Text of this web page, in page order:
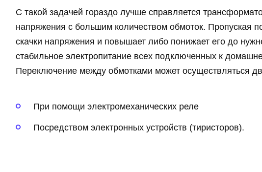
С такой задачей гораздо лучше справляется
напряжения с большим количеством обмоток. Пропуская
скачки напряжения и повышает либо понижает его до
стабильное электропитание всех подключенных к
Переключение между обмотками может осуществляться
При помощи электромеханических реле
Посредством электронных устройств (тиристоров).